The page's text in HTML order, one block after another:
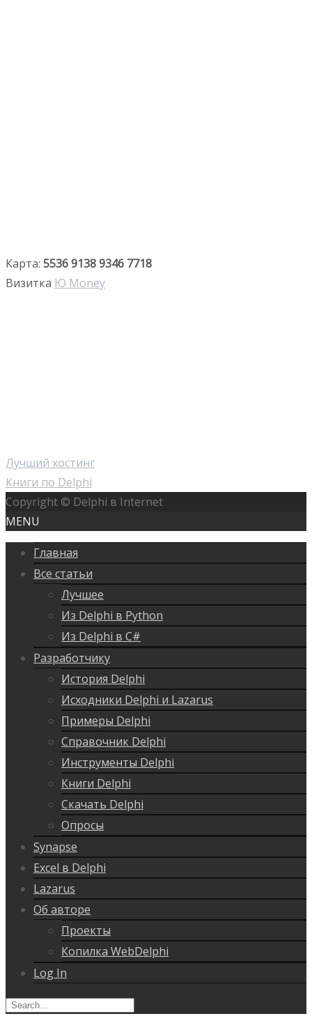
Карта: 5536 9138 9346 7718
Визитка Ю Money
Лучший хостинг
Книги по Delphi
Copyright © Delphi в Internet
MENU
Главная
Все статьи
Лучшее
Из Delphi в Python
Из Delphi в C#
Разработчику
История Delphi
Исходники Delphi и Lazarus
Примеры Delphi
Справочник Delphi
Инструменты Delphi
Книги Delphi
Скачать Delphi
Опросы
Synapse
Excel в Delphi
Lazarus
Об авторе
Проекты
Копилка WebDelphi
Log In